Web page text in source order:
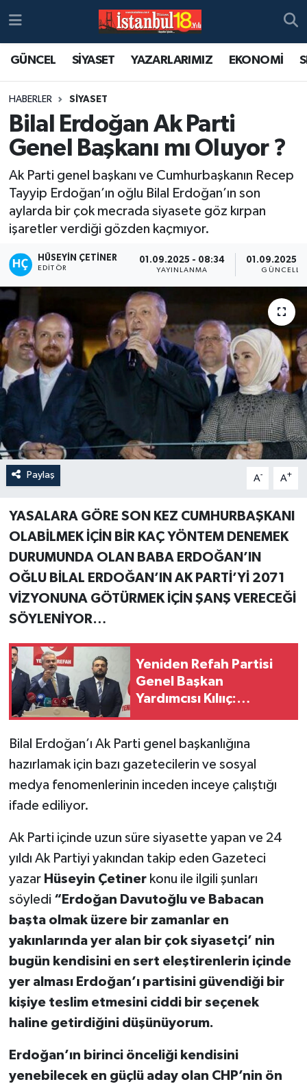
GÜNCEL SİYASET YAZARLARIMIZ EKONOMİ
HABERLER SİYASET
Bilal Erdoğan Ak Parti
Genel Başkanı mı Oluyor ?
Ak Parti genel başkanı ve Cumhurbaşkanın Recep
Tayyip Erdoğan’ın oğlu Bilal Erdoğan’ın son
aylarda bir çok mecrada siyasete göz kırpan
işaretler verdiği gözden kaçmıyor.
HÜSEYIN ÇETINER
EDITÖR
01.09.2025 - 08:34
YAYINLANMA
01.09.2025 -
Paylaş A- A+
YASALARA GÖRE SON KEZ CUMHURBAŞKANI
OLABİLMEK İÇİN BİR KAÇ YÖNTEM DENEMEK
DURUMUNDA OLAN BABA ERDOĞAN’IN
OĞLU BİLAL ERDOĞAN’IN AK PARTİ’Yİ 2071
VİZYONUNA GÖTÜRMEK İÇİN ŞANŞ VERECEĞİ
SÖYLENİYOR…
Yeniden Refah Partisi
Genel Başkan
Yardımcısı Kılııç:
Bilal Erdoğan’ı Ak Parti genel başkanlığına
hazırlamak için bazı gazetecilerin ve sosyal
medya fenomenlerinin inceden inceye çalıştığı
ifade ediliyor.
Ak Parti içinde uzun süre siyasette yapan ve 24
yıldı Ak Partiyi yakından takip eden Gazeteci
yazar Hüseyin Çetinerkonu ile ilgili şunları
söyledi “Erdoğan Davutoğlu ve Babacan
başta olmak üzere bir zamanlar en
yakınlarında yer alan bir çok siyasetçi’ nin
bugün kendisini en sert eleştirenlerin içinde
yer alması Erdoğan’ı partisini güvendiği bir
kişiye teslim etmesini ciddi bir seçenek
haline getirdiğini düşünüyorum.
Erdoğan’ın birinci önceliği kendisini
yenebilecek en güçlü aday olan CHP’nin ön